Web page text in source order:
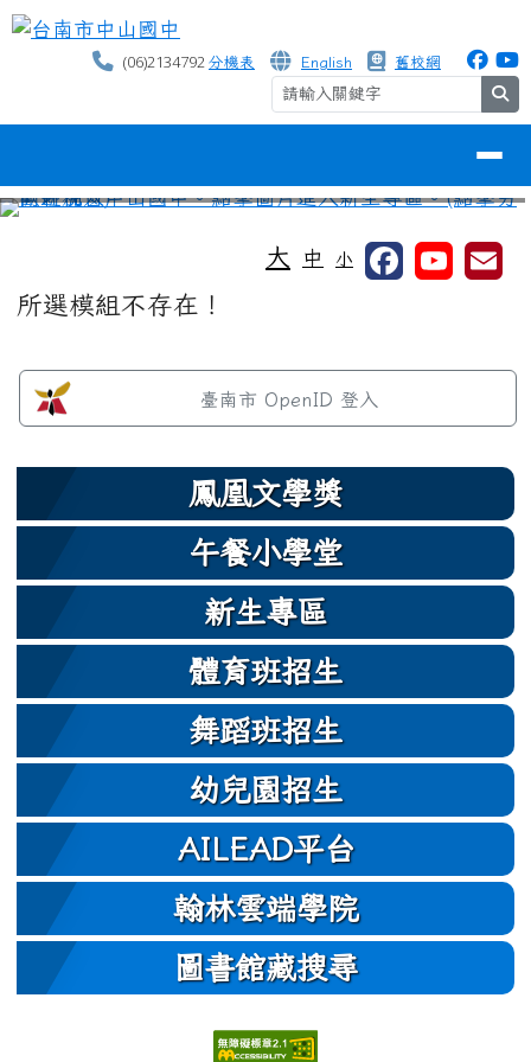
跳至主內容區
台南市中山國中
(06)2134792 分機表 English 舊校網
⏸
大 中 小
主內容區域
所選模組不存在！
左邊區域內容
臺南市 OpenID 登入
鳳凰文學獎
午餐小學堂
新生專區
體育班招生
舞蹈班招生
幼兒園招生
AILEAD平台
翰林雲端學院
圖書館藏搜尋
頁尾區域